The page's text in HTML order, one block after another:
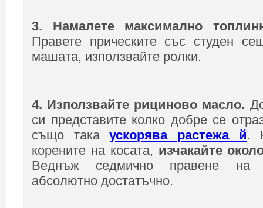
3. Намалете максимално
Правете прическите със студен
машата, използвайте ролки.
4. Използвайте рициново масло.
си представите колко добре се
също такаускорява растежа й.
корените на косата, изчакайте
Веднъж седмично правене на
абсолютно достатъчно.